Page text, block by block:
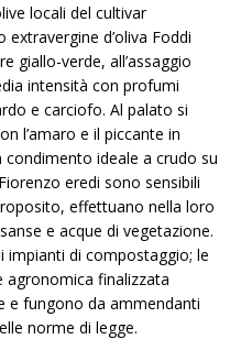
locali del cultivar
d’oliva Foddi
giallo-verde, all’assaggio
intensità con profumi
e carciofo. Al palato si
l’amaro e il piccante in
ideale a crudo su
eredi sono sensibili
effettuano nella loro
e acque di vegetazione.
impianti di compostaggio; le
agronomica finalizzata
e fungono da ammendanti
norme di legge.